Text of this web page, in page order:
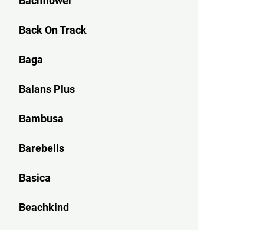
Back On Track
Baga
Balans Plus
Bambusa
Barebells
Basica
Beachkind